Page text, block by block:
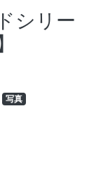
シリー
写真